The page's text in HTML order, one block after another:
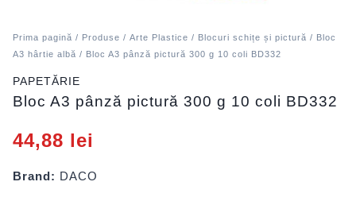
Prima pagină / Produse / Arte Plastice / Blocuri schițe și pictură / Bloc
A3 hârtie albă / Bloc A3 pânză pictură 300 g 10 coli BD332
PAPETĂRIE
Bloc A3 pânză pictură 300 g 10 coli BD332
44,88 lei
Brand: DACO